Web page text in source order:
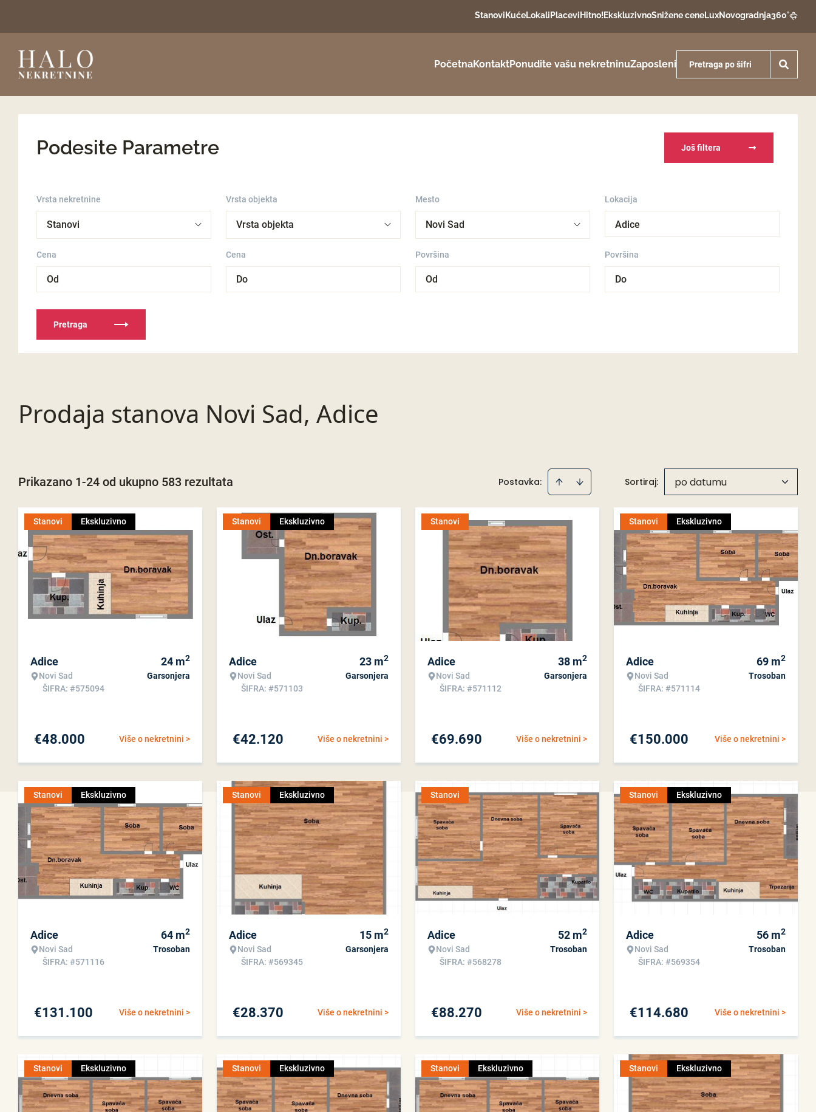
Stanovi KućeLokali Placevi Hitno! EkskluzivnoSnižene ceneLuxNovogradnja360°
PočetnaKontaktPonudite vašu nekretninuZaposleni
Podesite Parametre Još filtera
Vrsta nekretnine Vrsta objekta Mesto Lokacija
Adice
Cena Cena Površina Površina
Pretraga
Prodaja stanova Novi Sad, Adice
Prikazano 1-24 od ukupno 583 rezultata Postavka: Sortiraj: po datumu
Stanovi Ekskluzivno
Adice
Novi Sad
ŠIFRA: #575094
24 m2
Garsonjera
Više o nekretnini >
€48.000
Stanovi Ekskluzivno
Adice
Novi Sad
ŠIFRA: #571103
23 m2
Garsonjera
Više o nekretnini >
€42.120
Stanovi
Adice
Novi Sad
ŠIFRA: #571112
38 m2
Garsonjera
Više o nekretnini >
€69.690
Stanovi Ekskluzivno
Adice
Novi Sad
ŠIFRA: #571114
69 m2
Trosoban
Više o nekretnini >
€150.000
Stanovi Ekskluzivno
Adice
Novi Sad
ŠIFRA: #571116
64 m2
Trosoban
Više o nekretnini >
€131.100
Stanovi Ekskluzivno
Adice
Novi Sad
ŠIFRA: #569345
15 m2
Garsonjera
Više o nekretnini >
€28.370
Stanovi
Adice
Novi Sad
ŠIFRA: #568278
52 m2
Trosoban
Više o nekretnini >
€88.270
Stanovi Ekskluzivno
Adice
Novi Sad
ŠIFRA: #569354
56 m2
Trosoban
Više o nekretnini >
€114.680
Stanovi Ekskluzivno Stanovi Ekskluzivno Stanovi Ekskluzivno Stanovi Ekskluzivno